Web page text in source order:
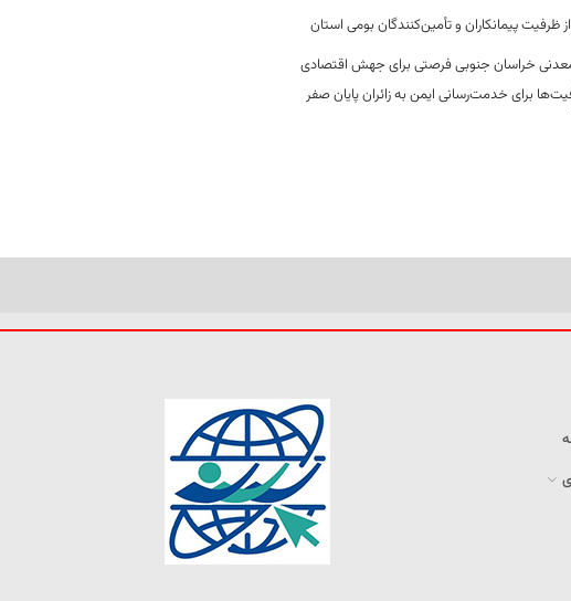
ظرفیت پیمانکاران و تأمین‌کنندگان بومی استان
خراسان جنوبی فرصتی برای جهش اقتصادی
برای خدمت‌رسانی ایمن به زائران پایان صفر